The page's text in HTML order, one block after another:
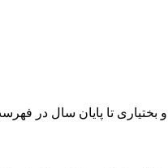
بختیاری تا پایان سال در